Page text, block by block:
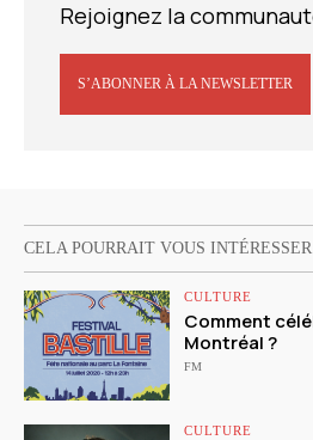
Rejoignez la
S’ABONNER À LA NEWSLETTER
CELA POURRAIT VOUS INTÉRESSER
CULTURE
Comment
Montréal ?
FM
CULTURE